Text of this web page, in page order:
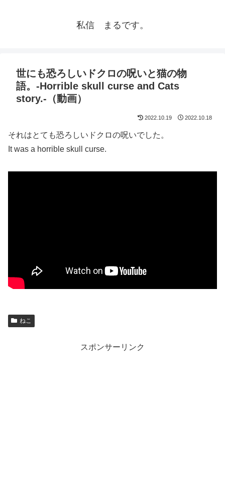
私信 まるです。
世にも恐ろしいドクロの呪いと猫の物
語。-Horrible skull curse and Cats
story.-（動画）
2022.10.19 2022.10.18
それはとても恐ろしいドクロの呪いでした。
It was a horrible skull curse.
ねこ
スポンサーリンク